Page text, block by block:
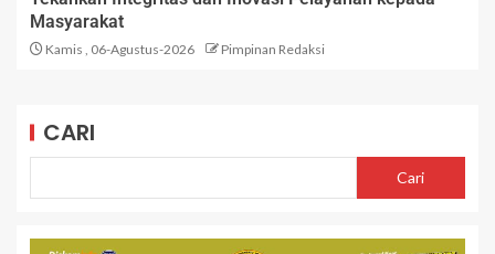
Masyarakat
Kamis , 06-Agustus-2026 Pimpinan Redaksi
CARI
Cari